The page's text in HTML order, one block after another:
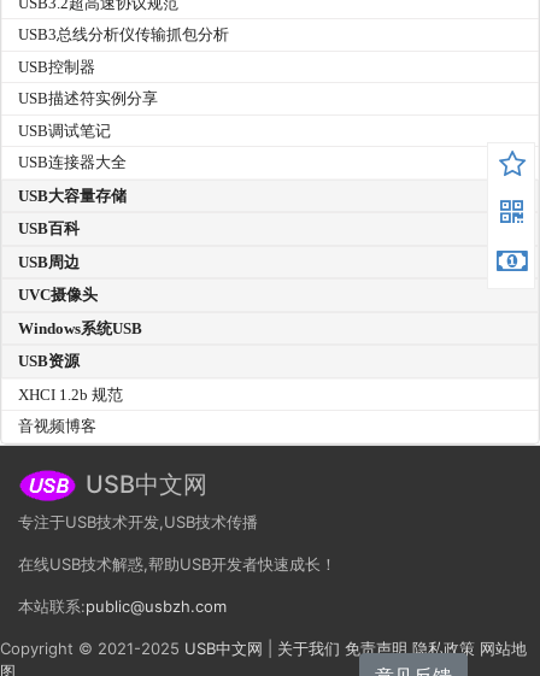
USB3总线分析仪传输抓包分析
USB控制器
USB描述符实例分享
USB调试笔记
USB连接器大全
USB大容量存储
USB百科
USB周边
UVC摄像头
Windows系统USB
USB资源
XHCI 1.2b 规范
音视频博客
USB中文网
专注于USB技术开发,USB技术传播
在线USB技术解惑,帮助USB开发者快速成长！
本站联系:public@usbzh.com
Copyright © 2021-2025 USB中文网 关于我们 免责声明 隐私政策 网站地
图